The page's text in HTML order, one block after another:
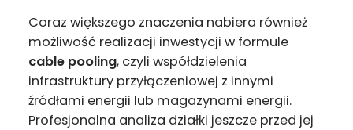
Coraz większego znaczenia nabiera również
możliwość realizacji inwestycji w formule
cable pooling, czyli współdzielenia
infrastruktury przyłączeniowej z innymi
źródłami energii lub magazynami energii.
Profesjonalna analiza działki jeszcze przed jej